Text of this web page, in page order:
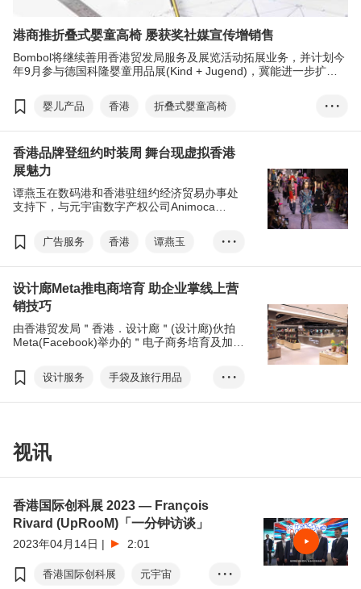
港商推折叠式婴童高椅 屡获奖社媒宣传增销售
Bombol将继续善用香港贸发局服务及展览活动拓展业务，并计划今
年9月参与德国科隆婴童用品展(Kind + Jugend)，冀能进一步扩大
婴儿产品 香港
折叠式婴童高椅
香港•设计廊
电子商务培育及加速计划
Meta
社交媒体
德国科隆婴童用品展
Bombol
网购
• • •
香港品牌登纽约时装周 舞台现虚拟香港
展魅力
谭燕玉在数码港和香港驻纽约经济贸易办事处
支持下，与元宇宙数字产权公司Animoca
香港元宇宙，当观众一边欣赏模特儿在台上走
秀，一边被香港城巿街景和特色标志包围，呈
广告服务 香港
谭燕玉
Vivienne Tam
EW Metaverse
数码港
香港驻纽约经济贸易办事处
Hepha
元宇宙
Web3
• • •
设计廊Meta推电商培育 助企业掌线上营
销技巧
由香港贸发局＂香港．设计廊＂(设计廊)伙拍
Meta(Facebook)举办的＂电子商务培育及加速
课程，包括培训研讨会及咨询环节，加强中小
企在处理Meta广告帐户上的知识及营销技巧。
设计服务
手袋及旅行用品
婴儿产品
香港
T-Box升级转型企划
林玉凤
Bombol
The Wee Bean
• • •
视讯
香港国际创科展 2023 — François
Rivard (UpRooM)「一分钟访谈」
2023年04月14日 | 2:01
香港国际创科展
元宇宙
• • •